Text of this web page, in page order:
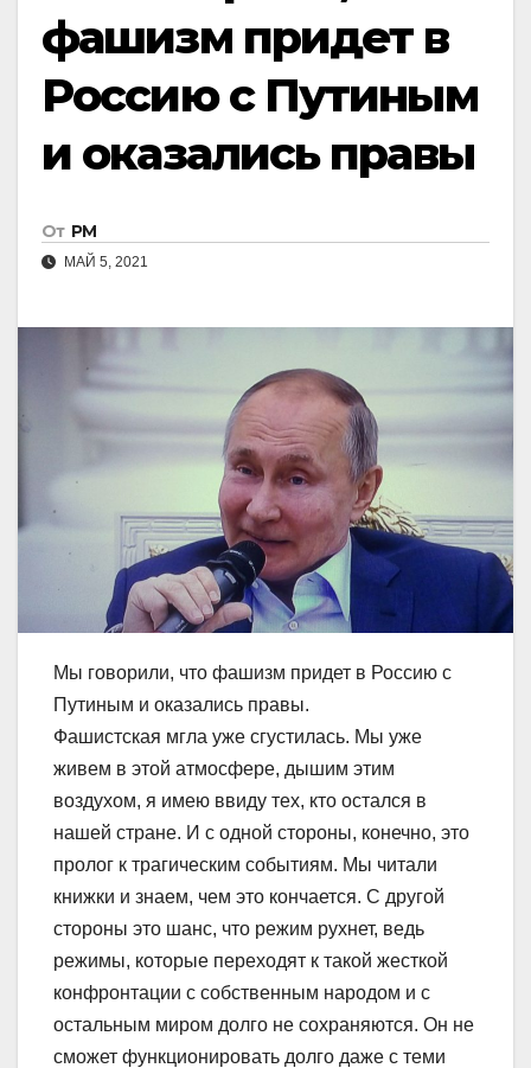
фашизм придет в
Россию с Путиным
и оказались правы
От РМ
МАЙ 5, 2021
Мы говорили, что фашизм придет в Россию с
Путиным и оказались правы.
Фашистская мгла уже сгустилась. Мы уже
живем в этой атмосфере, дышим этим
воздухом, я имею ввиду тех, кто остался в
нашей стране. И с одной стороны, конечно, это
пролог к трагическим событиям. Мы читали
книжки и знаем, чем это кончается. С другой
стороны это шанс, что режим рухнет, ведь
режимы, которые переходят к такой жесткой
конфронтации с собственным народом и с
остальным миром долго не сохраняются. Он не
сможет функционировать долго даже с теми